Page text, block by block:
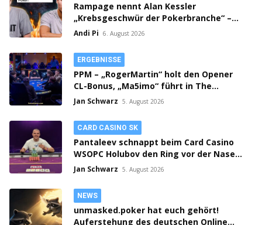
Rampage nennt Alan Kessler
„Krebsgeschwür der Pokerbranche“ –
Streit auf X eskaliert!
Andi Pi 6. August 2026
ERGEBNISSE
PPM – „RogerMartin“ holt den Opener
CL-Bonus, „Ma5imo“ führt in The
Gamblers PLO Championship!
Jan Schwarz 5. August 2026
CARD CASINO SK
Pantaleev schnappt beim Card Casino
WSOPC Holubov den Ring vor der Nase
weg! 3-fach Action in Samorin!
Jan Schwarz 5. August 2026
NEWS
unmasked.poker hat euch gehört!
Auferstehung des deutschen Online